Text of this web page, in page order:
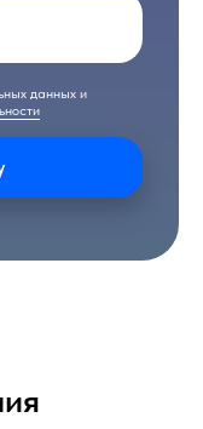
данных и